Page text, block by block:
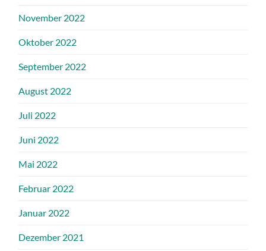
November 2022
Oktober 2022
September 2022
August 2022
Juli 2022
Juni 2022
Mai 2022
Februar 2022
Januar 2022
Dezember 2021